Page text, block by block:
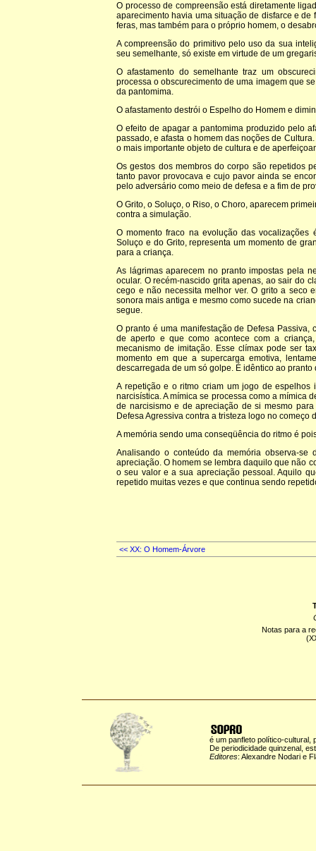
O processo de compreensão está diretamente
aparecimento havia uma situação de disfarce e
feras, mas também para o próprio homem, o
A compreensão do primitivo pelo uso da sua
seu semelhante, só existe em virtude de um
O afastamento do semelhante traz um
processa o obscurecimento de uma imagem que
da pantomima.
O afastamento destrói o Espelho do Homem e
O efeito de apagar a pantomima produzido pelo
passado, e afasta o homem das noções de
o mais importante objeto de cultura e de
Os gestos dos membros do corpo são repetidos
tanto pavor provocava e cujo pavor ainda se
pelo adversário como meio de defesa e a fim de
O Grito, o Soluço, o Riso, o Choro, aparecem
contra a simulação.
O momento fraco na evolução das
Soluço e do Grito, representa um momento de
para a criança.
As lágrimas aparecem no pranto impostas pela
ocular. O recém-nascido grita apenas, ao sair do
cego e não necessita melhor ver. O grito a seco
sonora mais antiga e mesmo como sucede na
segue.
O pranto é uma manifestação de Defesa
de aperto e que como acontece com a
mecanismo de imitação. Esse clímax pode ser
momento em que a supercarga emotiva,
descarregada de um só golpe. É idêntico ao pranto
A repetição e o ritmo criam um jogo de
narcisística. A mímica se processa como a mímica
de narcisismo e de apreciação de si mesmo
Defesa Agressiva contra a tristeza logo no
A memória sendo uma conseqüência do ritmo é
Analisando o conteúdo da memória observa-
apreciação. O homem se lembra daquilo que não
o seu valor e a sua apreciação pessoal. Aquilo
repetido muitas vezes e que continua sendo
<< XX: O Homem-Árvore
Notas para a
é um panfleto político-cultural,
De periodicidade quinzenal,
Editores: Alexandre Nodari e